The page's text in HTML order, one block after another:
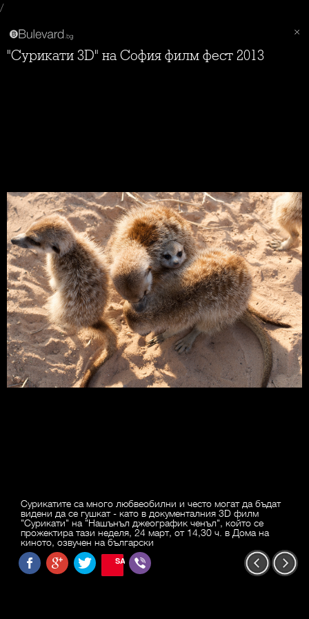
/
"Сурикати 3D" на София филм фест 2013
Сурикатите са много любвеобилни и често могат да бъдат
видени да се гушкат - като в документалния 3D филм
"Сурикати" на "Нашънъл джеографик ченъл", който се
прожектира тази неделя, 24 март, от 14,30 ч. в Дома на
киното, озвучен на български
SAVE